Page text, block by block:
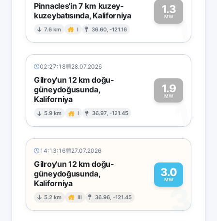
Pinnacles'in 7 km kuzey-
kuzeybatısında, Kaliforniya
7.6 km I 36.60, -121.16
1.3
MW1
02:27:18 28.07.2026
Gilroy'un 12 km doğu-
güneydoğusunda,
Kaliforniya
5.9 km I 36.97, -121.45
1.9
MW
1
14:13:16 27.07.2026
Gilroy'un 12 km doğu-
güneydoğusunda,
Kaliforniya
5.2 km III 36.96, -121.45
3.0
MW
3